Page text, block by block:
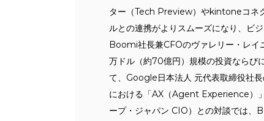
ター（Tech Preview）やkintoneコネ
ルとの連携がよりスムーズになり、ビ
Boomi社長兼CFOのヴァレリー・レ
万ドル（約70億円）規模の投資ならび
て、Google日本法人 元代表取締役社
における「AX（Agent Experience）
ープ・ジャパン CIO）との対談では、